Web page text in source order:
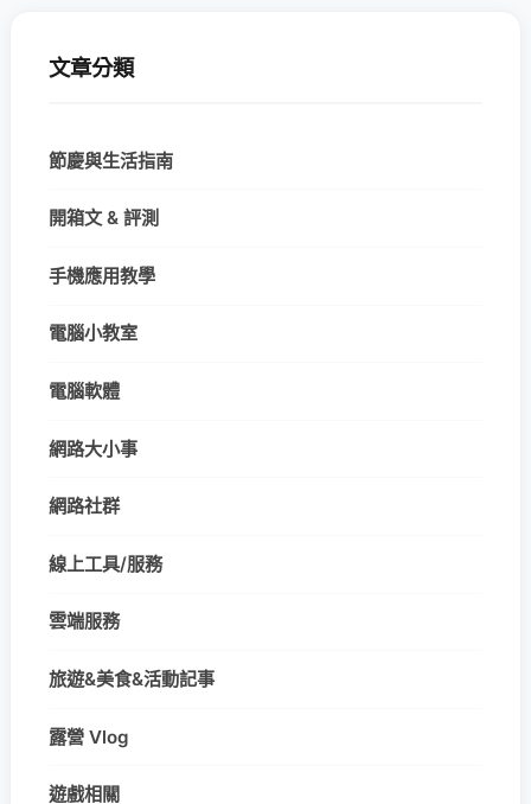
文章分類
節慶與生活指南
開箱文 & 評測
手機應用教學
電腦小教室
電腦軟體
網路大小事
網路社群
線上工具/服務
雲端服務
旅遊&美食&活動記事
露營 Vlog
遊戲相關